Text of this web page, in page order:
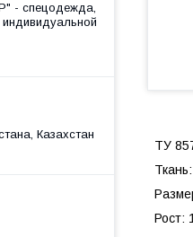
ТУ
Рост:
- спецодежда,
Казахстан